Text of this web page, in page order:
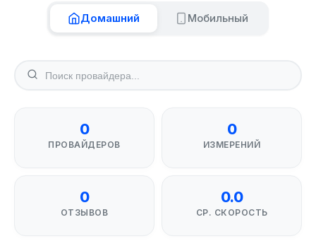
Домашний Мобильный
0
ПРОВАЙДЕРОВ
0
ИЗМЕРЕНИЙ
0
ОТЗЫВОВ
0.0
СР. СКОРОСТЬ